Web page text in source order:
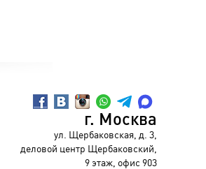
г. Москва
ул. Щербаковская, д. 3,
деловой центр Щербаковский,
9 этаж, офис 903